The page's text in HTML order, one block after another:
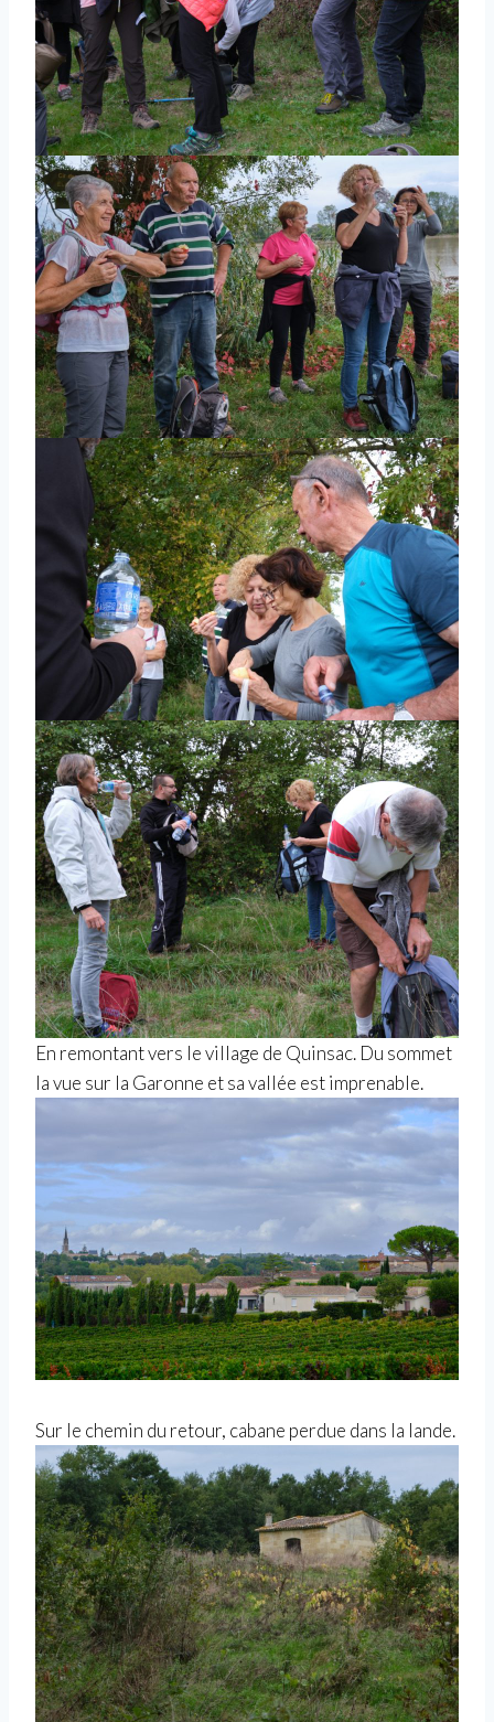
En remontant vers le village de Quinsac. Du sommet
la vue sur la Garonne et sa vallée est imprenable.
Sur le chemin du retour, cabane perdue dans la lande.